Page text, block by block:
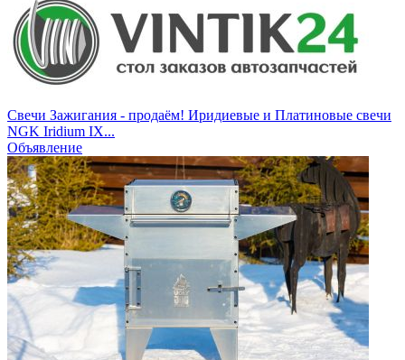
Свечи Зажигания - продаём! Иридиевые и Платиновые свечи
NGK Iridium IX...
Объявление